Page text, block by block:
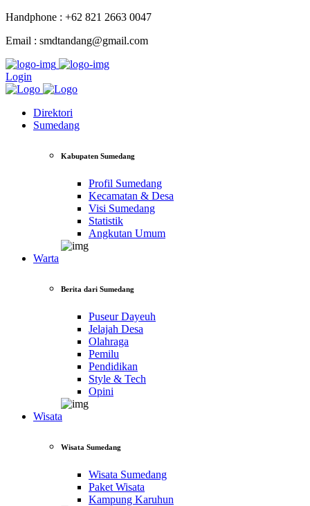
Handphone : +62 821 2663 0047
Email : smdtandang@gmail.com
Login
Direktori
Sumedang
Kabupaten Sumedang
Profil Sumedang
Kecamatan & Desa
Visi Sumedang
Statistik
Angkutan Umum
Warta
Berita dari Sumedang
Puseur Dayeuh
Jelajah Desa
Olahraga
Pemilu
Pendidikan
Style & Tech
Opini
Wisata
Wisata Sumedang
Wisata Sumedang
Paket Wisata
Kampung Karuhun